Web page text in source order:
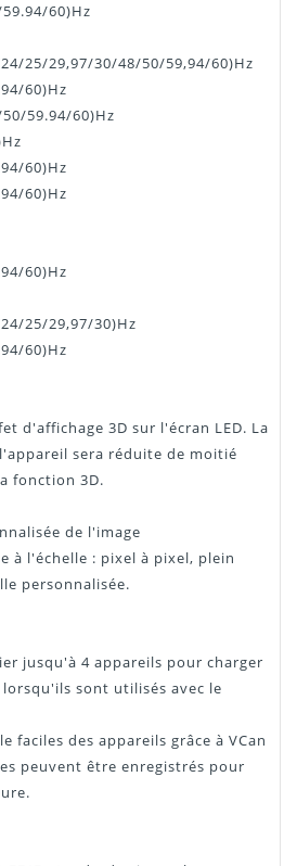
60)Hz
25/29,97/30/48/50/59,94/60)Hz
60)Hz
59.94/60)Hz
60)Hz
60)Hz
60)Hz
25/29,97/30)Hz
60)Hz
d'affichage 3D sur l'écran LED. La
sera réduite de moitié
fonction 3D.
de l'image
à l'échelle : pixel à pixel, plein
personnalisée.
jusqu'à 4 appareils pour charger
sont utilisés avec le
faciles des appareils grâce à VCan
peuvent être enregistrés pour